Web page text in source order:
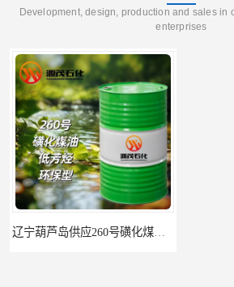
Development, design, production and sales in
enterprises